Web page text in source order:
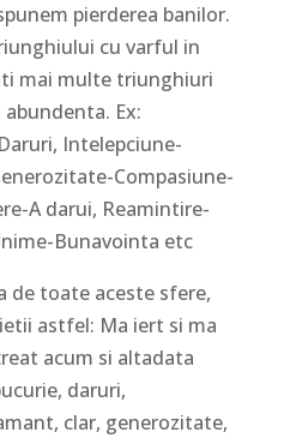
pierderea banilor.
cu varful in
mai multe triunghiuri
Ex:
Intelepciune-
Compasiune-
A darui, Reamintire-
Bunavointa etc
de toate aceste sfere,
astfel: Ma iert si ma
acum si altadata
daruri,
clar, generozitate,